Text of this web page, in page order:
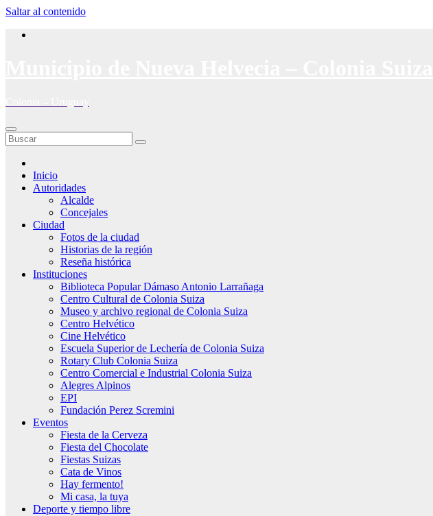
Saltar al contenido
Inicio
Autoridades
Alcalde
Concejales
Ciudad
Fotos de la ciudad
Historias de la región
Reseña histórica
Instituciones
Biblioteca Popular Dámaso Antonio Larrañaga
Centro Cultural de Colonia Suiza
Museo y archivo regional de Colonia Suiza
Centro Helvético
Cine Helvético
Escuela Superior de Lechería de Colonia Suiza
Rotary Club Colonia Suiza
Centro Comercial e Industrial Colonia Suiza
Alegres Alpinos
EPI
Fundación Perez Scremini
Eventos
Fiesta de la Cerveza
Fiesta del Chocolate
Fiestas Suizas
Cata de Vinos
Hay fermento!
Mi casa, la tuya
Deporte y tiempo libre